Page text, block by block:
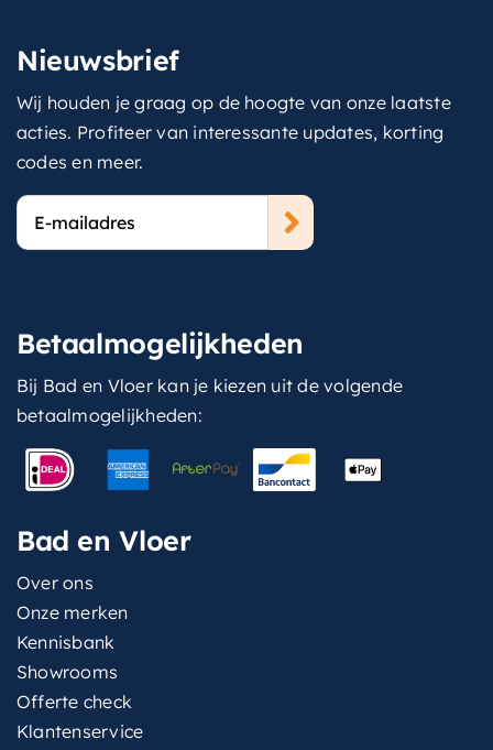
Nieuwsbrief
Wij houden je graag op de hoogte van onze laatste
acties. Profiteer van interessante updates, korting
codes en meer.
E-
mailadres
Betaalmogelijkheden
Bij Bad en Vloer kan je kiezen uit de volgende
betaalmogelijkheden:
Bad en Vloer
Over ons
Onze merken
Kennisbank
Showrooms
Offerte check
Klantenservice